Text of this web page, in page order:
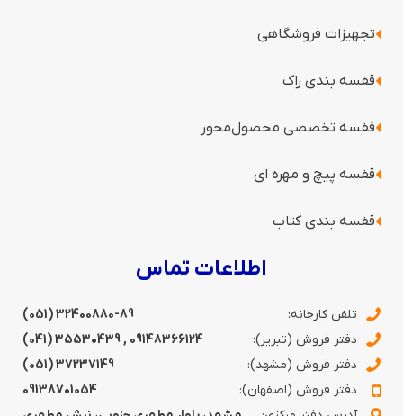
تجهیزات فروشگاهی
قفسه بندی راک
قفسه‌ تخصصی محصول‌محور
قفسه پیچ و مهره ای
قفسه‌ بندی کتاب
اطلاعات تماس
تلفن کارخانه:
(051) 32400880-89
دفتر فروش (تبریز):
09148366124
,
35530439 (041)
دفتر فروش (مشهد):
37237149 (051)
دفتر فروش (اصفهان):
09138701054